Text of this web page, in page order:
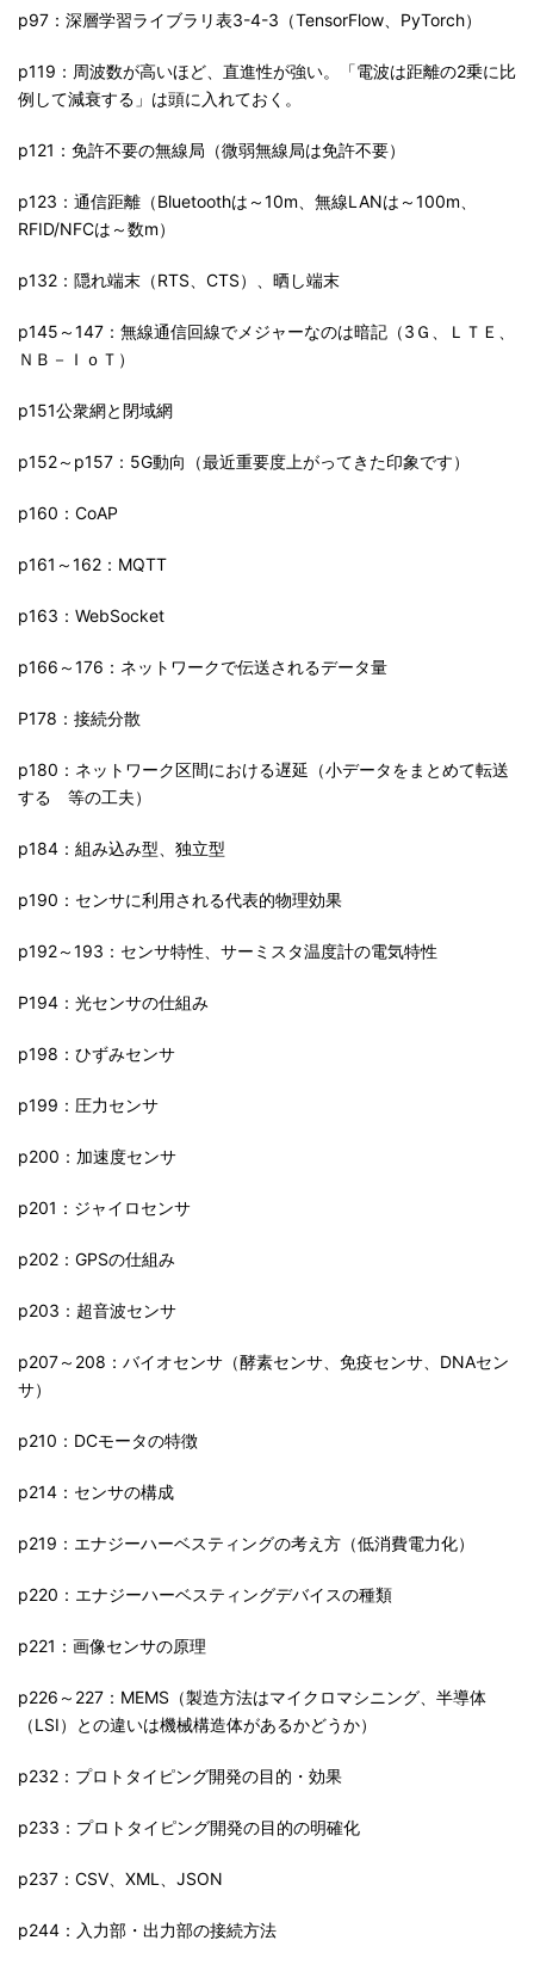
p97：深層学習ライブラリ表3-4-3（TensorFlow、PyTorch）
p119：周波数が高いほど、直進性が強い。「電波は距離の2乗に比
例して減衰する」は頭に入れておく。
p121：免許不要の無線局（微弱無線局は免許不要）
p123：通信距離（Bluetoothは～10m、無線LANは～100m、
RFID/NFCは～数m）
p132：隠れ端末（RTS、CTS）、晒し端末
p145～147：無線通信回線でメジャーなのは暗記（3Ｇ、ＬＴＥ、
ＮＢ－ＩｏＴ）
p151公衆網と閉域網
p152～p157：5G動向（最近重要度上がってきた印象です）
p160：CoAP
p161～162：MQTT
p163：WebSocket
p166～176：ネットワークで伝送されるデータ量
P178：接続分散
p180：ネットワーク区間における遅延（小データをまとめて転送
する 等の工夫）
p184：組み込み型、独立型
p190：センサに利用される代表的物理効果
p192～193：センサ特性、サーミスタ温度計の電気特性
P194：光センサの仕組み
p198：ひずみセンサ
p199：圧力センサ
p200：加速度センサ
p201：ジャイロセンサ
p202：GPSの仕組み
p203：超音波センサ
p207～208：バイオセンサ（酵素センサ、免疫センサ、DNAセン
サ）
p210：DCモータの特徴
p214：センサの構成
p219：エナジーハーベスティングの考え方（低消費電力化）
p220：エナジーハーベスティングデバイスの種類
p221：画像センサの原理
p226～227：MEMS（製造方法はマイクロマシニング、半導体
（LSI）との違いは機械構造体があるかどうか）
p232：プロトタイピング開発の目的・効果
p233：プロトタイピング開発の目的の明確化
p237：CSV、XML、JSON
p244：入力部・出力部の接続方法